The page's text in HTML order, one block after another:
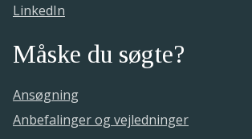
LinkedIn
Måske du søgte?
Ansøgning
Anbefalinger og vejledninger